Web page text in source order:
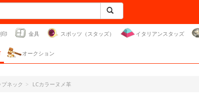
印 金具 スポッツ（スタッズ） イタリアンスタッズ
オークション
ネック LCカラーヌメ革